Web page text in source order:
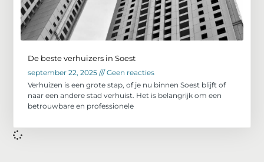
De beste verhuizers in Soest
september 22, 2025
Geen reacties
Verhuizen is een grote stap, of je nu binnen Soest blijft of
naar een andere stad verhuist. Het is belangrijk om een
betrouwbare en professionele